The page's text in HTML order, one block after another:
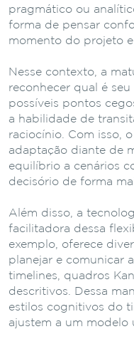
pragmático ou
forma de pensar
momento do projeto
Nesse contexto, a
reconhecer qual é
possíveis pontos
a habilidade de
raciocínio. Com isso,
adaptação diante de
equilíbrio a cenários
decisório de forma
Além disso, a
facilitadora dessa
exemplo, oferece
planejar e comunicar
timelines, quadros
descritivos. Dessa
estilos cognitivos do
ajustem a um modelo